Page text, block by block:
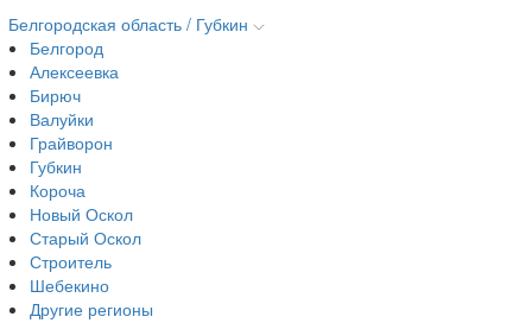
Белгородская область / Губкин
Белгород
Алексеевка
Бирюч
Валуйки
Грайворон
Губкин
Короча
Новый Оскол
Старый Оскол
Строитель
Шебекино
Другие регионы